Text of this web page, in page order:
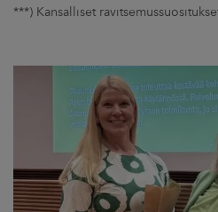
***) Kansalliset